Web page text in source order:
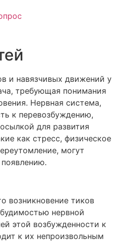
и навязчивых движений у
требующая понимания
Нервная система,
к перевозбуждению,
для развития
как стресс, физическое
могут
возникновение тиков
нервной
этой возбужденности к
к их непроизвольным